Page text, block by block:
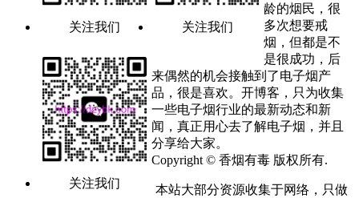
关注我们 关注我们
关注我们
龄的烟民，很
多次想要戒
烟，但都是不
是很成功，后
来偶然的机会接触到了电子烟产
品，很是喜欢。开博客，只为收集
一些电子烟行业的最新动态和新
闻，真正用心去了解电子烟，并且
分享给大家。
Copyright © 香烟有毒 版权所有.
本站大部分资源收集于网络，只做